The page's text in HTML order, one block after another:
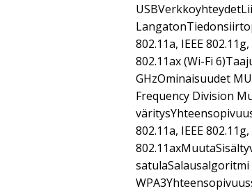
802.11a, IEEE
802.11ax (Wi-Fi
GHzOminaisuudet
Frequency Division
802.11a, IEEE
satulaSalausalgoritmi